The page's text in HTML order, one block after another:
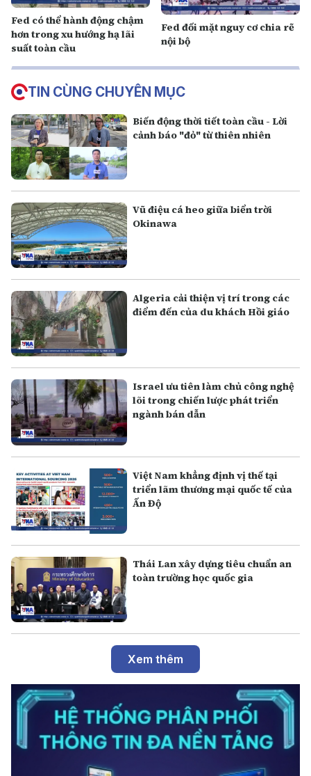
Fed có thể hành động chậm
hơn trong xu hướng hạ lãi
suất toàn cầu
Fed đối mặt nguy cơ chia rẽ
nội bộ
TIN CÙNG CHUYÊN MỤC
Biến động thời tiết toàn cầu - Lời
cảnh báo "đỏ" từ thiên nhiên
Vũ điệu cá heo giữa biển trời
Okinawa
Algeria cải thiện vị trí trong các
điểm đến của du khách Hồi giáo
Israel ưu tiên làm chủ công nghệ
lõi trong chiến lược phát triển
ngành bán dẫn
Việt Nam khẳng định vị thế tại
triển lãm thương mại quốc tế của
Ấn Độ
Thái Lan xây dựng tiêu chuẩn an
toàn trường học quốc gia
Xem thêm